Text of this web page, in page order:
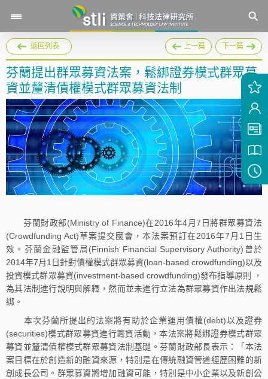
返回列表 上一篇 下一篇
芬蘭提出群眾募資法案，鬆綁證券模式群眾募
資並釐清債權模式群眾募資法制
芬蘭財政部(Ministry of Finance)在2016年4月7日將群眾募資法
(Crowdfunding Act)草案提交國會，本法案預訂在2016年7月1日生
效。芬蘭金融監管局(Finnish Financial Supervisory Authority)曾於
2014年7月1日針對債權模式群眾募資(loan-based crowdfunding)以及
投資模式群眾募資(investment-based crowdfunding)發布指導原則 ，
為其法制進行說明與解釋，然而並未進行立法為群眾募資作出法規鬆
綁。
本次芬蘭所提出的法案將有助於企業運用債權(debt)以及證券
(securities)模式群眾募資進行籌資活動，本法案將鬆綁證券模式群眾
募資並釐清債權模式群眾募資法制基礎。芬蘭財政部長表示：「本法
案目標在於創造新的融資來源，特別是在傳統融資管道經歷困難的新
創成長公司。群眾募資將增加融資可能，特別是中小企業以及新創公